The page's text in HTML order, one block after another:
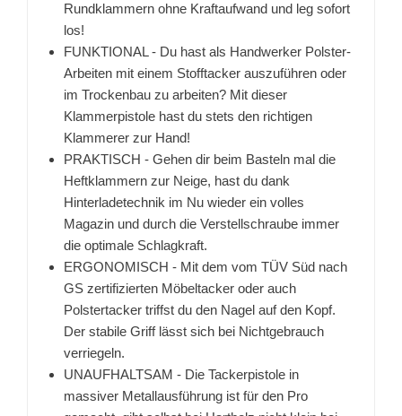
Rundklammern ohne Kraftaufwand und leg sofort
los!
FUNKTIONAL - Du hast als Handwerker Polster-
Arbeiten mit einem Stofftacker auszuführen oder
im Trockenbau zu arbeiten? Mit dieser
Klammerpistole hast du stets den richtigen
Klammerer zur Hand!
PRAKTISCH - Gehen dir beim Basteln mal die
Heftklammern zur Neige, hast du dank
Hinterladetechnik im Nu wieder ein volles
Magazin und durch die Verstellschraube immer
die optimale Schlagkraft.
ERGONOMISCH - Mit dem vom TÜV Süd nach
GS zertifizierten Möbeltacker oder auch
Polstertacker triffst du den Nagel auf den Kopf.
Der stabile Griff lässt sich bei Nichtgebrauch
verriegeln.
UNAUFHALTSAM - Die Tackerpistole in
massiver Metallausführung ist für den Pro